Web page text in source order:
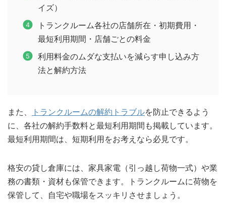
イズ）
トランクルーム各社の店舗所在・初期費用・
最短利用期間・店舗ごとの料金
利用料金のムダな支払いを減らす申し込み方
法と解約方法
また、 トランクルームの解約トラブルを防止できるよう
に、各社の解約手数料と最短利用期間も掲載しています。
最短利用期間は、短期利用をお考えなら必見です。
格安の貸し倉庫には、家具家電（引っ越し荷物一式）や業
務の書類・資材も保管できます。トランクルームに荷物を
保管して、自宅や職場をスッキリさせましょう。